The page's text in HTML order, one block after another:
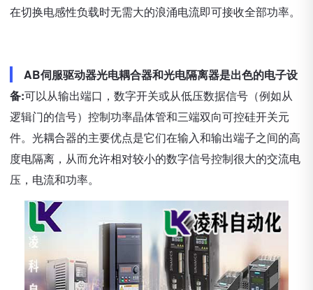
在切换电感性负载时无需大的浪涌电流即可接收全部功率。
AB伺服驱动器光电耦合器和光电隔离器是出色的电子设
备:可以从输出端口，数字开关或从低压数据信号（例如从
逻辑门的信号）控制功率晶体管和三端双向可控硅开关元
件。光耦合器的主要优点是它们在输入和输出端子之间的高
度电隔离，从而允许相对较小的数字信号控制很大的交流电
压，电流和功率。